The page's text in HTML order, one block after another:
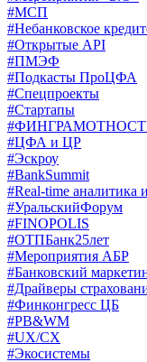
#МСП
#Небанковское
#Открытые API
#ПМЭФ
#Подкасты ПроЦФА
#Спецпроекты
#Стартапы
#ЦФА и ЦР
#Эскроу
#BankSummit
#Real-time аналитика
#УральскийФорум
#FINOPOLIS
#ОТПБанк25лет
#Мероприятия АБР
#Банковский
#Драйверы
#Финконгресс ЦБ
#PB&WM
#UX/CX
#Экосистемы